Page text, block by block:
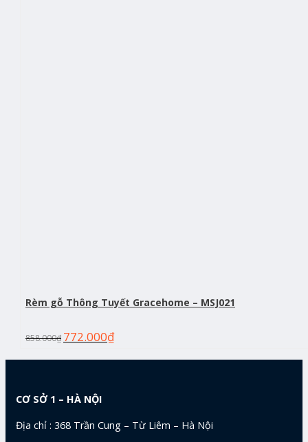
Rèm gỗ Thông Tuyết Gracehome – MSJ021
858.000₫ 772.000₫
CƠ SỞ 1 – HÀ NỘI
Địa chỉ : 368 Trần Cung – Từ Liêm – Hà Nội